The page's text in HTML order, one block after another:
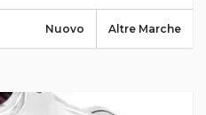
Altre Marche
Nuovo